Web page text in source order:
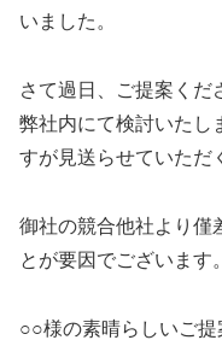
いました。
さて過日、ご提案くだ
弊社内にて検討いたし
すが見送らせていただ
御社の競合他社より僅
とが要因でございます。
○○様の素晴らしいご